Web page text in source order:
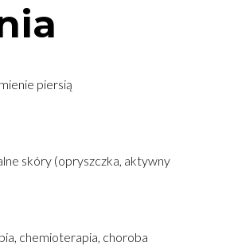
piersią
skóry (opryszczka, aktywny
chemioterapia, choroba